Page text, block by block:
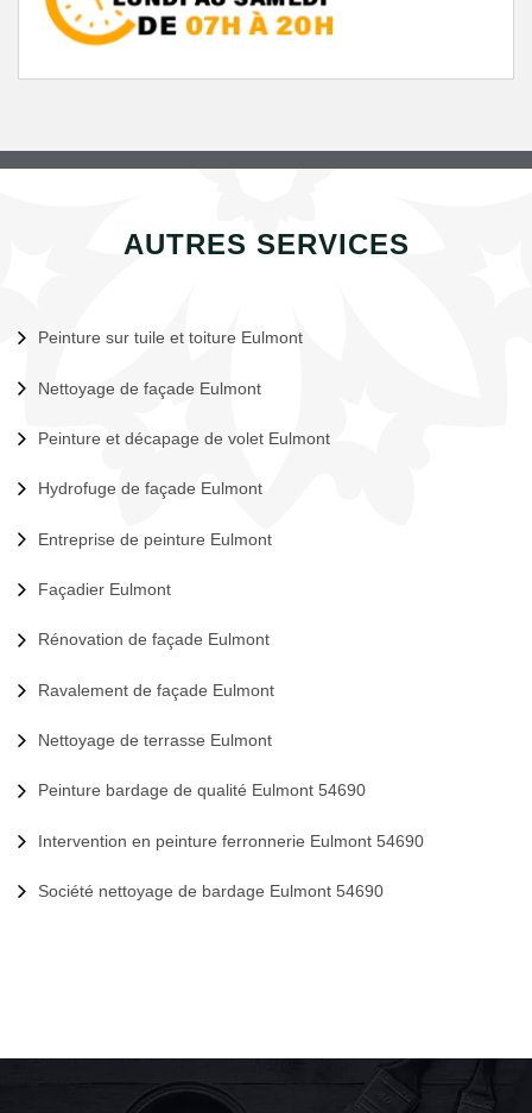
AUTRES SERVICES
Peinture sur tuile et toiture Eulmont
Nettoyage de façade Eulmont
Peinture et décapage de volet Eulmont
Hydrofuge de façade Eulmont
Entreprise de peinture Eulmont
Façadier Eulmont
Rénovation de façade Eulmont
Ravalement de façade Eulmont
Nettoyage de terrasse Eulmont
Peinture bardage de qualité Eulmont 54690
Intervention en peinture ferronnerie Eulmont 54690
Société nettoyage de bardage Eulmont 54690